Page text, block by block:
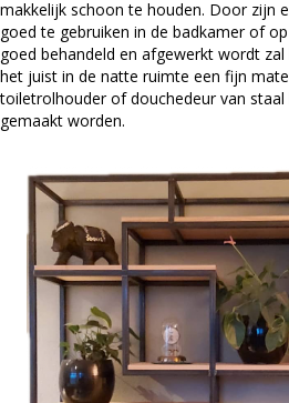
makkelijk schoon te houden. Door zijn
goed te gebruiken in de badkamer of
goed behandeld en afgewerkt wordt
het juist in de natte ruimte een fijn
toiletrolhouder of douchedeur van
gemaakt worden.